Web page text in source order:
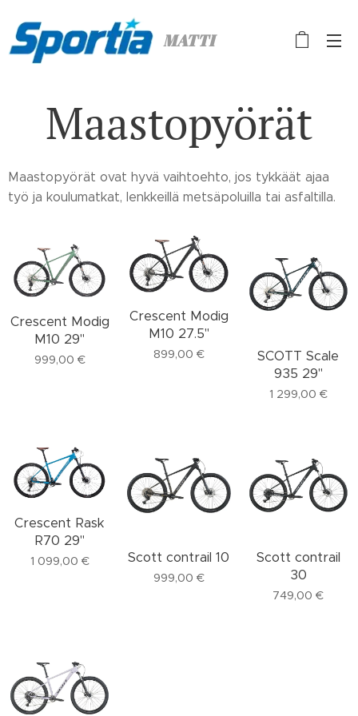
MATTI
Maastopyörät
Maastopyörät ovat hyvä vaihtoehto, jos tykkäät ajaa
työ ja koulumatkat, lenkkeillä metsäpoluilla tai asfaltilla.
Crescent Modig
M10 29"
999,00 €
Crescent Modig
M10 27.5"
899,00 €
SCOTT Scale
935 29"
1 299,00 €
Crescent Rask
R70 29"
1 099,00 € Scott contrail 10
999,00 €
Scott contrail
30
749,00 €